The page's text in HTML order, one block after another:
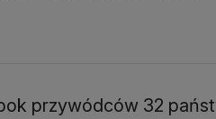
przywódców 32